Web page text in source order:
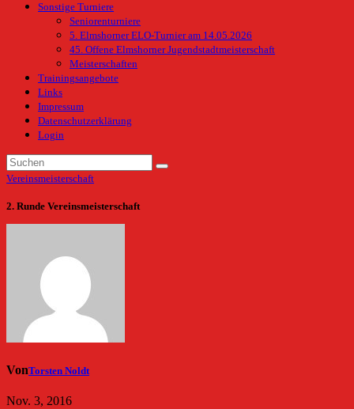
Sonstige Turniere
Seniorenturniere
5. Elmshorner ELO-Turnier am 14.05.2026
45. Offene Elmshorner Jugendstadtmeisterschaft
Meisterschaften
Trainingsangebote
Links
Impressum
Datenschutzerklärung
Login
Vereinsmeisterschaft
2. Runde Vereinsmeisterschaft
VonTorsten Noldt
Nov. 3, 2016